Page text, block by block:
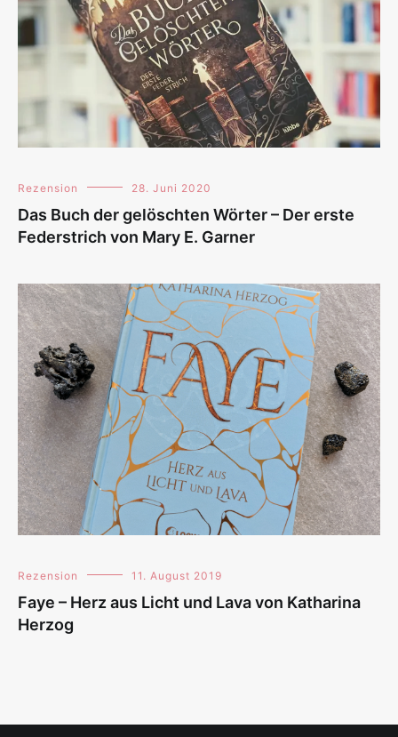
Rezension 28. Juni 2020
Das Buch der gelöschten Wörter – Der erste
Federstrich von Mary E. Garner
Rezension 11. August 2019
Faye – Herz aus Licht und Lava von Katharina
Herzog